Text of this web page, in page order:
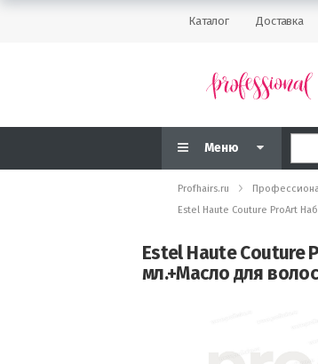
Каталог Доставка
Меню
Profhairs.ru
Estel Haute Couture ProArt
Estel Haute Couture
мл.+Масло для